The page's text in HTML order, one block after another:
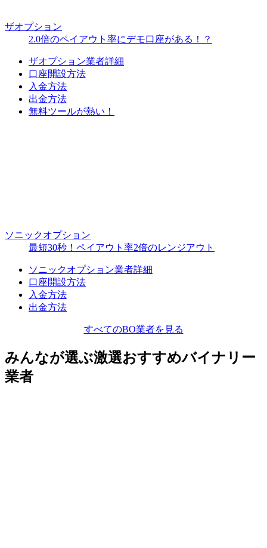
ザオプション
2.0倍のペイアウト率にデモ口座がある！？
ザオプション業者詳細
口座開設方法
入金方法
出金方法
無料ツールが熱い！
ソニックオプション
最短30秒！ペイアウト率2倍のレンジアウト
ソニックオプション業者詳細
口座開設方法
入金方法
出金方法
すべてのBO業者を見る
みんなが選ぶ激選おすすめバイナリー
業者